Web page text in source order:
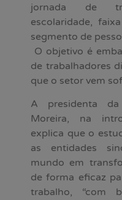
jornada de
escolaridade,
segmento de
O objetivo é
de trabalhadores
que o setor vem
A presidenta da
Moreira, na
explica que o
as entidades
mundo em
de forma eficaz
trabalho, “com